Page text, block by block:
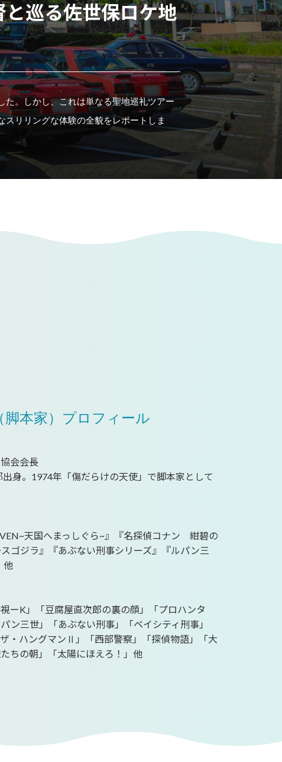
巡る佐世保ロケ地
た。しかし、これは単なる聖地巡礼ツアー
リリングな体験の全貌をレポートしま
脚本家）プロフィール
会会長
身。1974年「傷だらけの天使」で脚本家として
天国へまっしぐら~』『名探偵コナン 紺碧の
ゴジラ』『あぶない刑事シリーズ』『ルパン三
他
視ーK」「豆腐屋直次郎の裏の顔」「プロハンタ
ン三世」「あぶない刑事」「ベイシティ刑事」
ザ・ハングマンⅡ」「西部警察」「探偵物語」「大
ちの朝」「太陽にほえろ！」他